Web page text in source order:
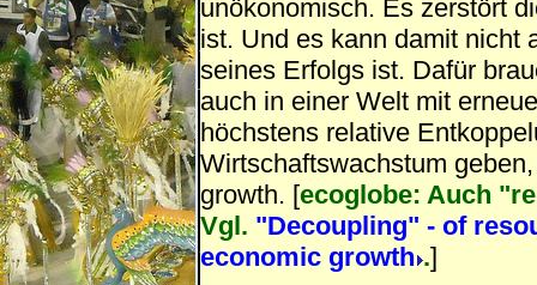
unökonomisch. Es zerstört
ist. Und es kann damit nicht
seines Erfolgs ist. Dafür
auch in einer Welt mit
höchstens relative
Wirtschaftswachstum
growth. [ecoglobe: Auch
Vgl. "Decoupling" - of
economic growth .]